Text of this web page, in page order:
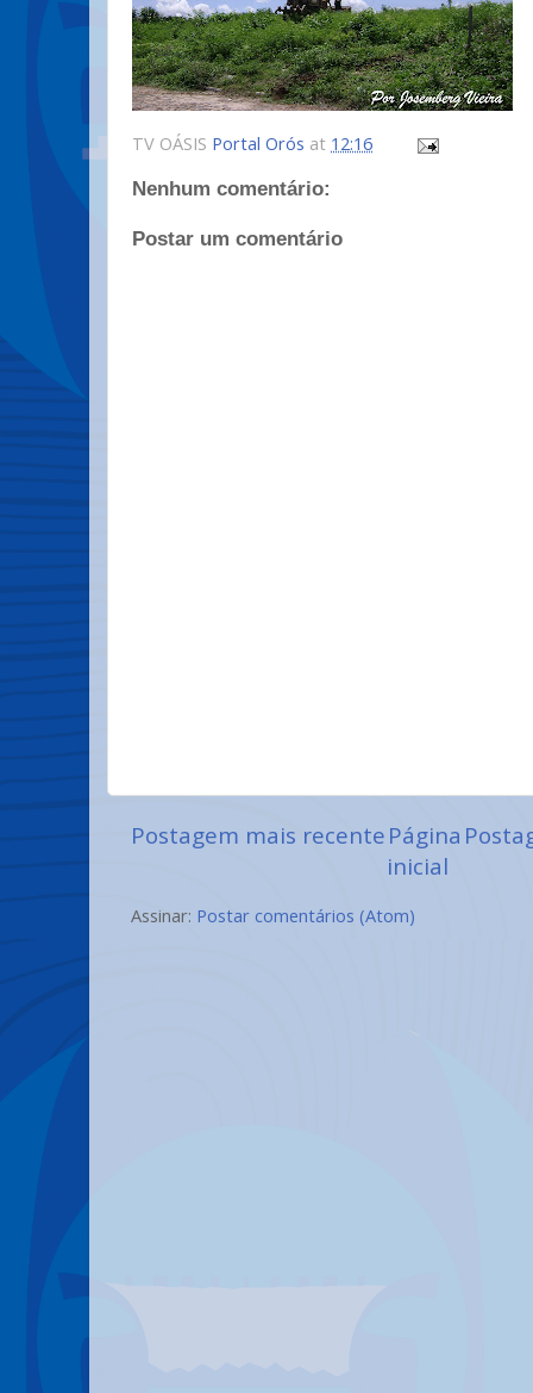
TV OÁSIS Portal Orós at 12:16
Nenhum comentário:
Postar um comentário
Postagem mais recentePágina
inicial
Assinar: Postar comentários (Atom)